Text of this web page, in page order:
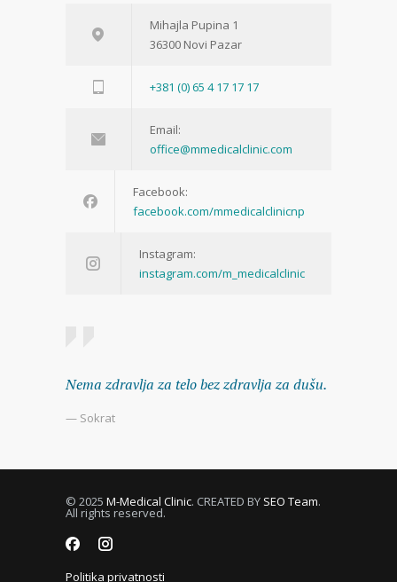
Mihajla Pupina 1
36300 Novi Pazar
+381 (0) 65 4 17 17 17
Email:
office@mmedicalclinic.com
Facebook:
facebook.com/mmedicalclinicnp
Instagram:
instagram.com/m_medicalclinic
Nema zdravlja za telo bez zdravlja za dušu.
— Sokrat
© 2025 M-Medical Clinic. CREATED BY SEO Team.
All rights reserved.
Politika privatnosti